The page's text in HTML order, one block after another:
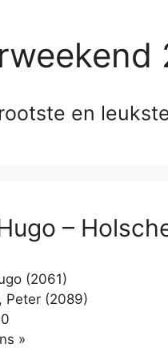
en
–
(2061)
Peter (2089)
»